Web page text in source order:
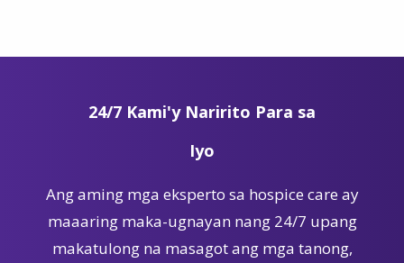
24/7 Kami'y Naririto Para sa
Iyo
Ang aming mga eksperto sa hospice care ay
maaaring maka-ugnayan nang 24/7 upang
makatulong na masagot ang mga tanong,